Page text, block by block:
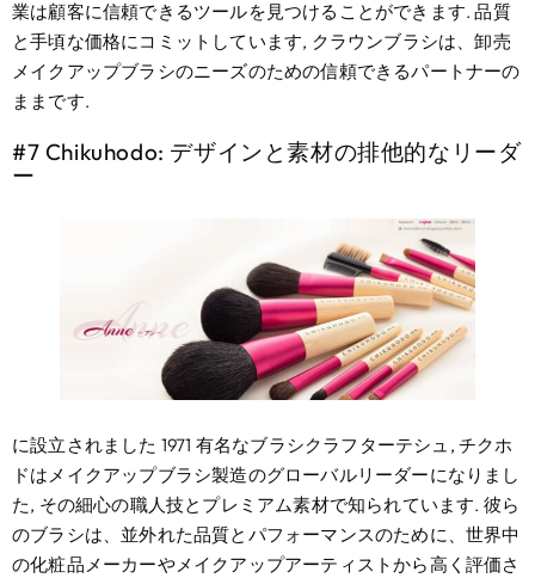
業は顧客に信頼できるツールを見つけることができます. 品質
と手頃な価格にコミットしています, クラウンブラシは、卸売
メイクアップブラシのニーズのための信頼できるパートナーの
ままです.
#7 Chikuhodo: デザインと素材の排他的なリーダ
ー
に設立されました 1971 有名なブラシクラフターテシュ, チクホ
ドはメイクアップブラシ製造のグローバルリーダーになりまし
た, その細心の職人技とプレミアム素材で知られています. 彼ら
のブラシは、並外れた品質とパフォーマンスのために、世界中
の化粧品メーカーやメイクアップアーティストから高く評価さ